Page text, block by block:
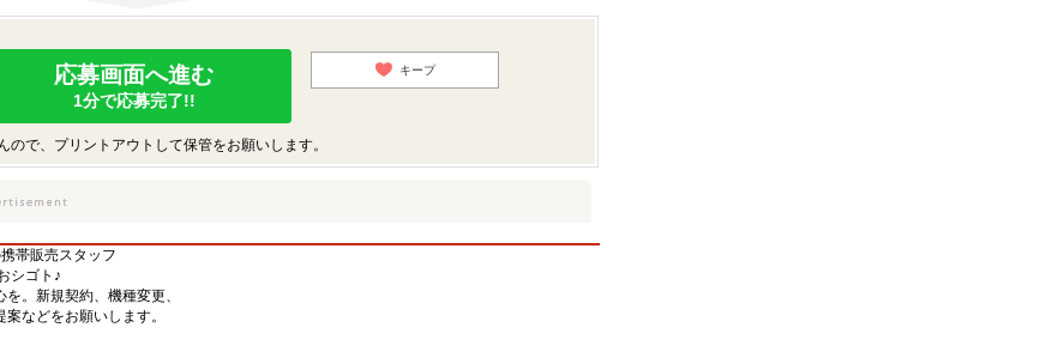
応募画面へ進む
1分で応募完了!!
キープ
で、プリントアウトして保管をお願いします。
帯販売スタッフ
シゴト♪
。新規契約、機種変更、
などをお願いします。